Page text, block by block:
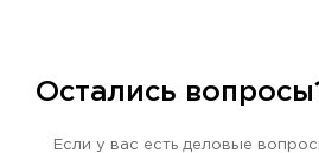
Остались
Если у вас есть деловые